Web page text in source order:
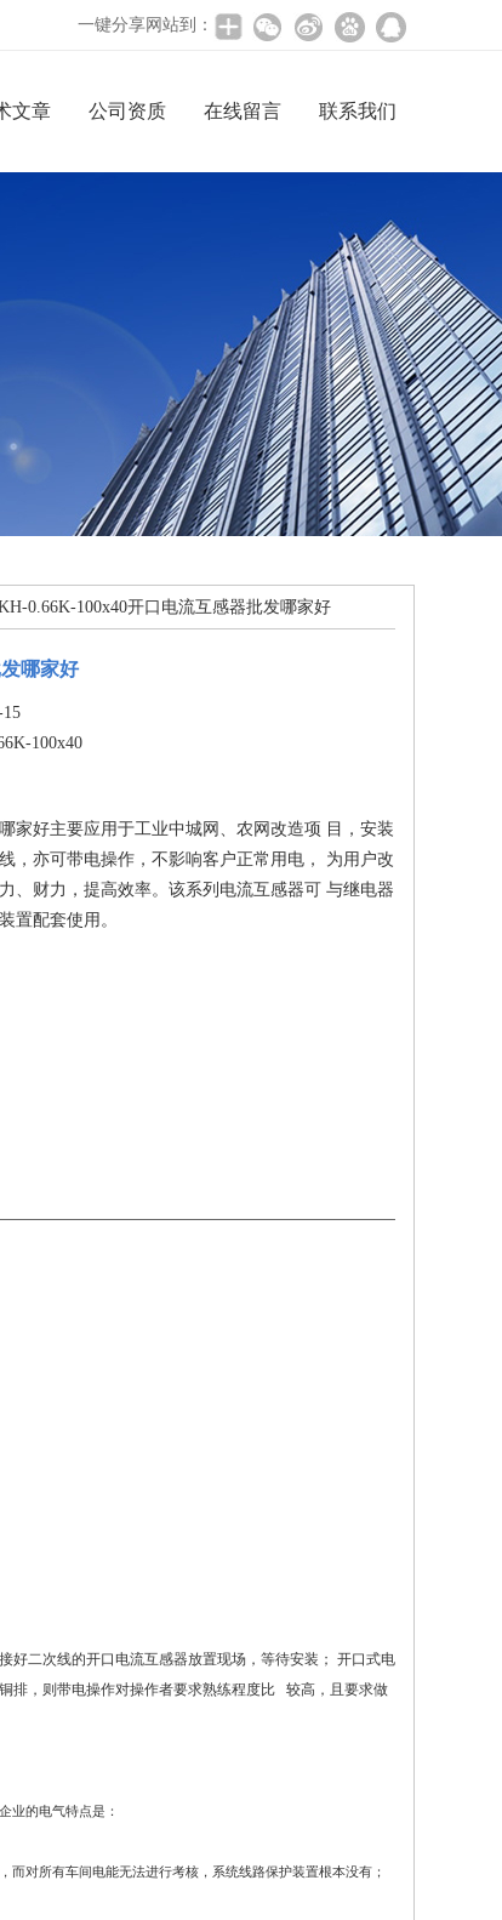
一键分享网站到：
文章 公司资质 在线留言 联系我们
0.66K-100x40开口电流互感器批发哪家好
哪家好
100x40
家好主要应用于工业中城网、农网改造项 目，安装
，亦可带电操作，不影响客户正常用电， 为用户改
、财力，提高效率。该系列电流互感器可 与继电器
置配套使用。
二次线的开口电流互感器放置现场，等待安装； 开口式电
排，则带电操作对操作者要求熟练程度比 较高，且要求做
业的电气特点是：
对所有车间电能无法进行考核，系统线路保护装置根本没有；